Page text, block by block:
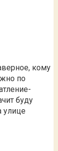
кому
по
буду
улице